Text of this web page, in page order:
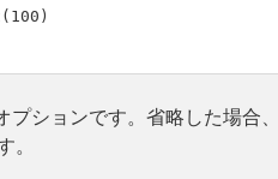
プションです。省略した場合
。